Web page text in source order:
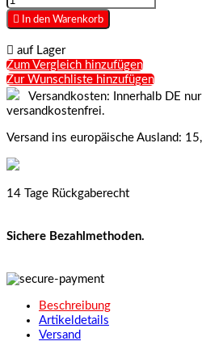
 In den Warenkorb
 auf Lager
Zum Vergleich hinzufügen
Zur Wunschliste hinzufügen
Versandkosten: Innerhalb DE
versandkostenfrei.
Versand ins europäische Ausland:
14 Tage Rückgaberecht
Sichere Bezahlmethoden.
Beschreibung
Artikeldetails
Versand